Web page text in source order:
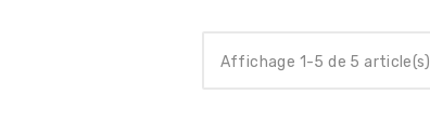
Affichage 1-5 de 5 article(s)